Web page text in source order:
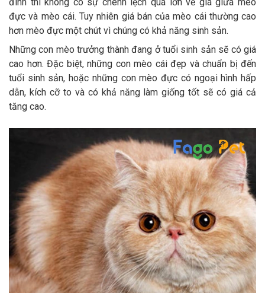
đực và mèo cái. Tuy nhiên giá bán của mèo cái thường cao
hơn mèo đực một chút vì chúng có khả năng sinh sản.
Những con mèo trưởng thành đang ở tuổi sinh sản sẽ có giá
cao hơn. Đặc biệt, những con mèo cái đẹp và chuẩn bị đến
tuổi sinh sản, hoặc những con mèo đực có ngoại hình hấp
dẫn, kích cỡ to và có khả năng làm giống tốt sẽ có giá cả
tăng cao.